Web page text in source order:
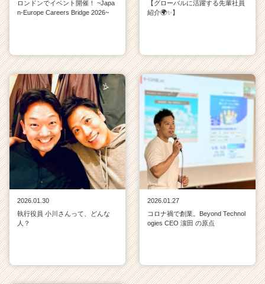
ロンドンでイベント開催！ ~Japa
n-Europe Careers Bridge 2026~
【グローバルに活躍する先輩社員
紹介🌍✨】
2026.01.30
執行役員 小川さんって、どんな
人？
2026.01.27
コロナ禍で創業。Beyond Technol
ogies CEO 濵田 の原点